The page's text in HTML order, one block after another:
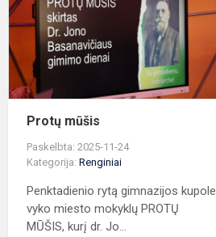
daktaro
Basanavičiaus
gimi...
Protų mūšis
Paskelbta: 2025-11-24
Kategorija:Renginiai
Penktadienio rytą gimnazijos kupole
vyko miesto mokyklų PROTŲ
MŪŠIS, kurį dr. Jo...